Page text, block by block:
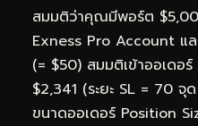
สมมติว่าคุณมีพอร์ต
Exness Pro Account แล
(= $50) สมมติเข้าออเดอ
$2,341 (ระยะ SL = 70
ขนาดออเดอร์ Position